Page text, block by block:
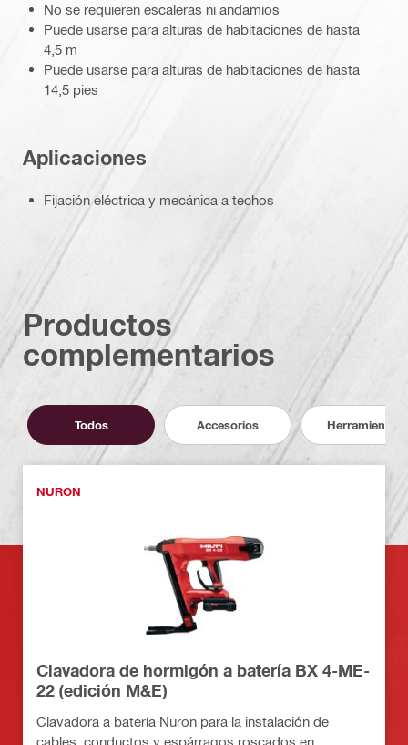
No se requieren escaleras ni andamios
Puede usarse para alturas de habitaciones de hasta
4,5 m
Puede usarse para alturas de habitaciones de hasta
14,5 pies
Aplicaciones
Fijación eléctrica y mecánica a techos
Productos
complementarios
Todos Accesorios Herramientas
NURON
Clavadora de hormigón a batería BX 4-ME-
22 (edición M&E)
Clavadora a batería Nuron para la instalación de
cables, conductos y espárragos roscados en